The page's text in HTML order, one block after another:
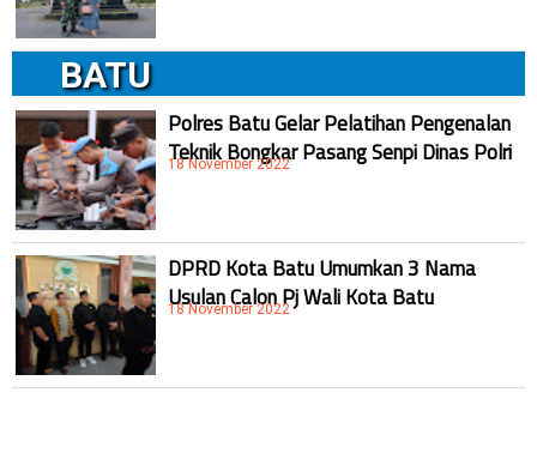
BATU
Polres Batu Gelar Pelatihan Pengenalan
Teknik Bongkar Pasang Senpi Dinas Polri
18 November 2022
DPRD Kota Batu Umumkan 3 Nama
Usulan Calon Pj Wali Kota Batu
18 November 2022